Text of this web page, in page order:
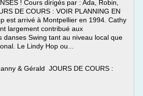
! Cours dirigés par : Ada, Robin,
DE COURS : VOIR PLANNING EN
est arrivé à Montpellier en 1994. Cathy
largement contribué aux
danses Swing tant au niveau local que
Le Lindy Hop ou...
& Gérald JOURS DE COURS :